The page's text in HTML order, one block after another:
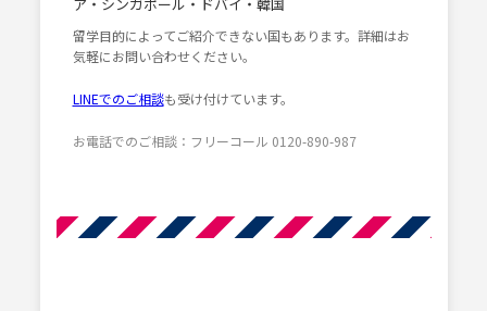
留学目的によってご紹介できない国もあります。詳細はお
気軽にお問い合わせください。
LINEでのご相談も受け付けています。
お電話でのご相談：フリーコール 0120-890-987